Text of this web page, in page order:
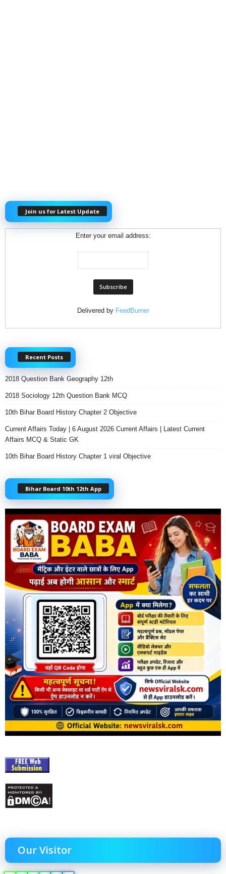
Join us for Latest Update
Enter your email address:
Delivered by FeedBurner
Recent Posts
2018 Question Bank Geography 12th
2018 Sociology 12th Question Bank MCQ
10th Bihar Board History Chapter 2 Objective
Current Affairs Today | 6 August 2026 Current Affairs | Latest Current
Affairs MCQ & Static GK
10th Bihar Board History Chapter 1 viral Objective
Bihar Board 10th 12th App
Our Visitor